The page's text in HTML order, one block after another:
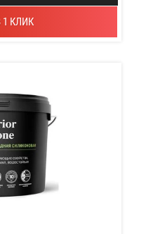
1 КЛИК